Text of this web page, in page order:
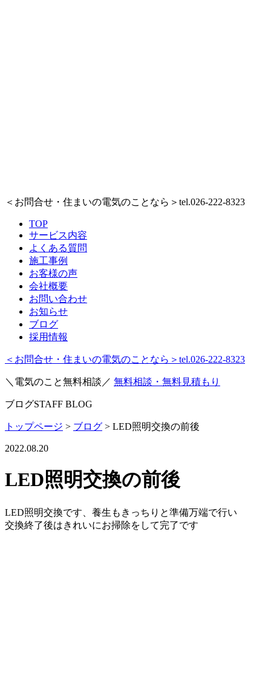
＜お問合せ・住まいの電気のことなら＞ tel.026-222-8323
TOP
サービス内容
よくある質問
施工事例
お客様の声
会社概要
お問い合わせ
お知らせ
ブログ
採用情報
＜お問合せ・住まいの電気のことなら＞ tel.026-222-8323
＼電気のこと無料相談／ 無料相談・無料見積もり
ブログSTAFF BLOG
トップページ > ブログ > LED照明交換の前後
2022.08.20
LED照明交換の前後
LED照明交換です、養生もきっちりと準備万端で行い
交換終了後はきれいにお掃除をして完了です